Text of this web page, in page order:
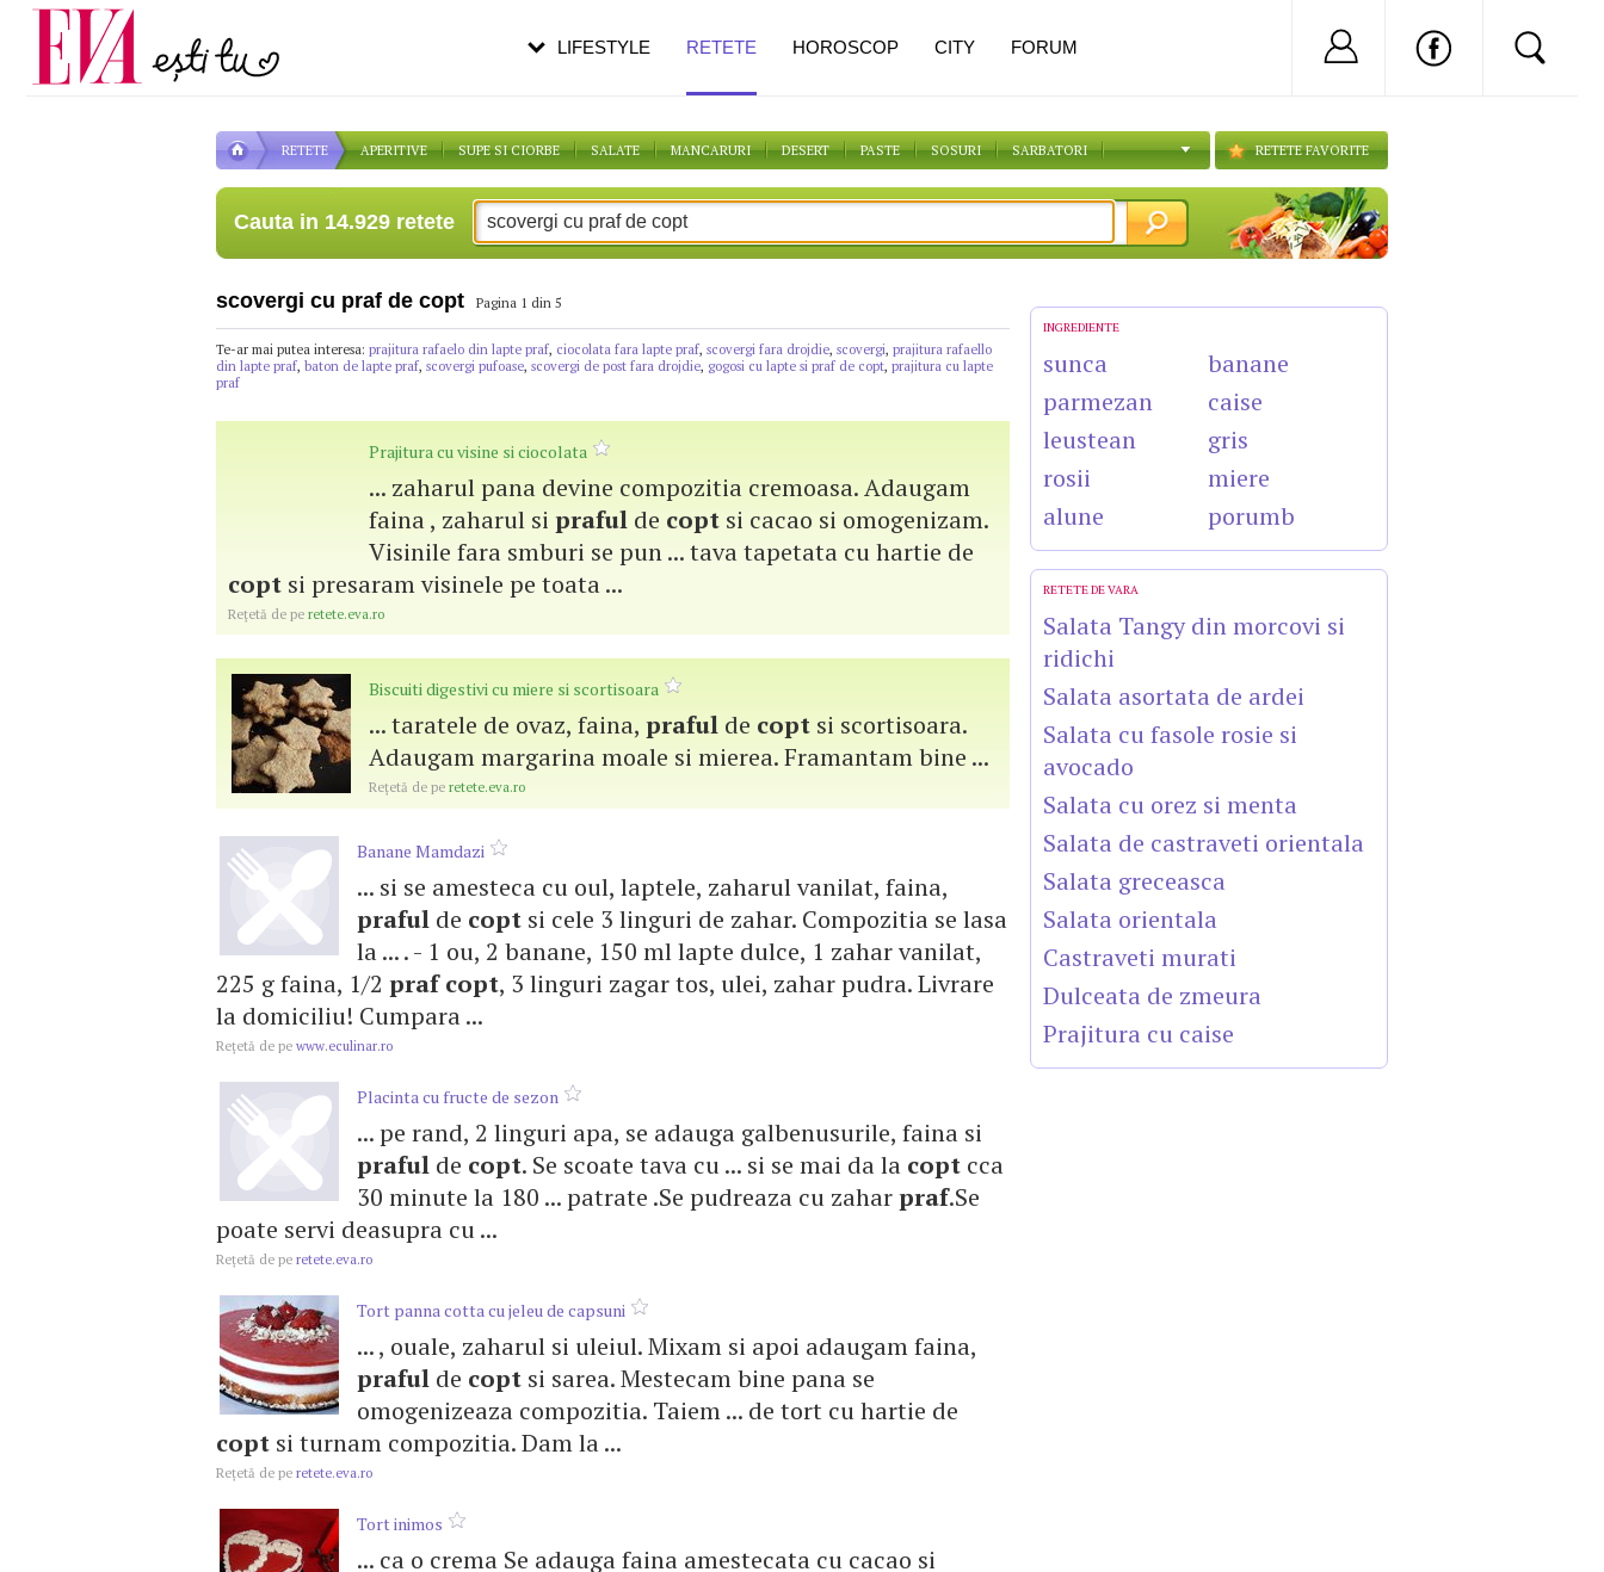
RETETE APERITIVE SUPE SI CIORBE SALATE MANCARURI DESERT PASTE SOSURI SARBATORI RETETE FAVORITE
Cauta in 14.929 retete
scovergi cu praf de copt Pagina 1 din 5
Te-ar mai putea interesa: prajitura rafaelo din lapte praf, ciocolata fara lapte praf, scovergi fara drojdie, scovergi, prajitura rafaello
din lapte praf, baton de lapte praf, scovergi pufoase, scovergi de post fara drojdie, gogosi cu lapte si praf de copt, prajitura cu lapte
praf
Prajitura cu visine si ciocolata
... zaharul pana devine compozitia cremoasa. Adaugam
faina , zaharul si praful de copt si cacao si omogenizam.
Visinile fara smburi se pun ... tava tapetata cu hartie de
copt si presaram visinele pe toata ...
Reţetă de pe retete.eva.ro
Biscuiti digestivi cu miere si scortisoara
... taratele de ovaz, faina, praful de copt si scortisoara.
Adaugam margarina moale si mierea. Framantam bine ...
Reţetă de pe retete.eva.ro
Banane Mamdazi
... si se amesteca cu oul, laptele, zaharul vanilat, faina,
praful de copt si cele 3 linguri de zahar. Compozitia se lasa
la ... . - 1 ou, 2 banane, 150 ml lapte dulce, 1 zahar vanilat,
225 g faina, 1/2 praf copt, 3 linguri zagar tos, ulei, zahar pudra. Livrare
la domiciliu! Cumpara ...
Reţetă de pe www.eculinar.ro
Placinta cu fructe de sezon
... pe rand, 2 linguri apa, se adauga galbenusurile, faina si
praful de copt. Se scoate tava cu ... si se mai da la copt cca
30 minute la 180 ... patrate .Se pudreaza cu zaharpraf.Se
poate servi deasupra cu ...
Reţetă de pe retete.eva.ro
Tort panna cotta cu jeleu de capsuni
... , ouale, zaharul si uleiul. Mixam si apoi adaugam faina,
praful de copt si sarea. Mestecam bine pana se
omogenizeaza compozitia. Taiem ... de tort cu hartie de
copt si turnam compozitia. Dam la ...
Reţetă de pe retete.eva.ro
Tort inimos
... ca o crema Se adauga faina amestecata cu cacao si
INGREDIENTE
sunca
parmezan
leustean
rosii
alune
banane
caise
gris
miere
porumb
RETETE DE VARA
Salata Tangy din morcovi si
ridichi
Salata asortata de ardei
Salata cu fasole rosie si
avocado
Salata cu orez si menta
Salata de castraveti orientala
Salata greceasca
Salata orientala
Castraveti murati
Dulceata de zmeura
Prajitura cu caise
LIFESTYLE RETETE HOROSCOP CITY FORUM Nu ai cont?
Carieră
Actualitate